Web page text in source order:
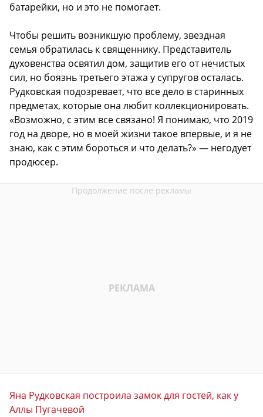
батарейки, но и это не помогает.
Чтобы решить возникшую проблему, звездная
семья обратилась к священнику. Представитель
духовенства освятил дом, защитив его от нечистых
сил, но боязнь третьего этажа у супругов осталась.
Рудковская подозревает, что все дело в старинных
предметах, которые она любит коллекционировать.
«Возможно, с этим все связано! Я понимаю, что 2019
год на дворе, но в моей жизни такое впервые, и я не
знаю, как с этим бороться и что делать?» — негодует
продюсер.
Яна Рудковская построила замок для гостей, как у
Аллы Пугачевой